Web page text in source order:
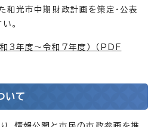
和光市中期財政計画を策定・公表
。
3年度～令和7年度） （PDF
いて